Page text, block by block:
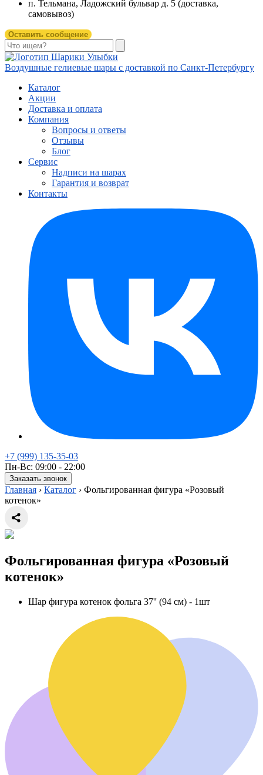
п. Тельмана, Ладожский бульвар д. 5 (доставка,
самовывоз)
Оставить сообщение
Воздушные гелиевые шары с доставкой по Санкт-Петербургу
Каталог
Акции
Доставка и оплата
Компания
Вопросы и ответы
Отзывы
Блог
Сервис
Надписи на шарах
Гарантия и возврат
Контакты
+7 (999) 135-35-03
Пн-Вс: 09:00 - 22:00
Заказать звонок
Главная › Каталог › Фольгированная фигура «Розовый
котенок»
Фольгированная фигура «Розовый
котенок»
Шар фигура котенок фольга 37'' (94 см) - 1шт